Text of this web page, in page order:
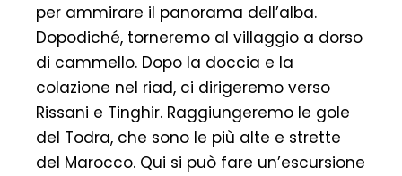
per ammirare il panorama dell’alba.
Dopodiché, torneremo al villaggio a dorso
di cammello. Dopo la doccia e la
colazione nel riad, ci dirigeremo verso
Rissani e Tinghir. Raggiungeremo le gole
del Todra, che sono le più alte e strette
del Marocco. Qui si può fare un’escursione